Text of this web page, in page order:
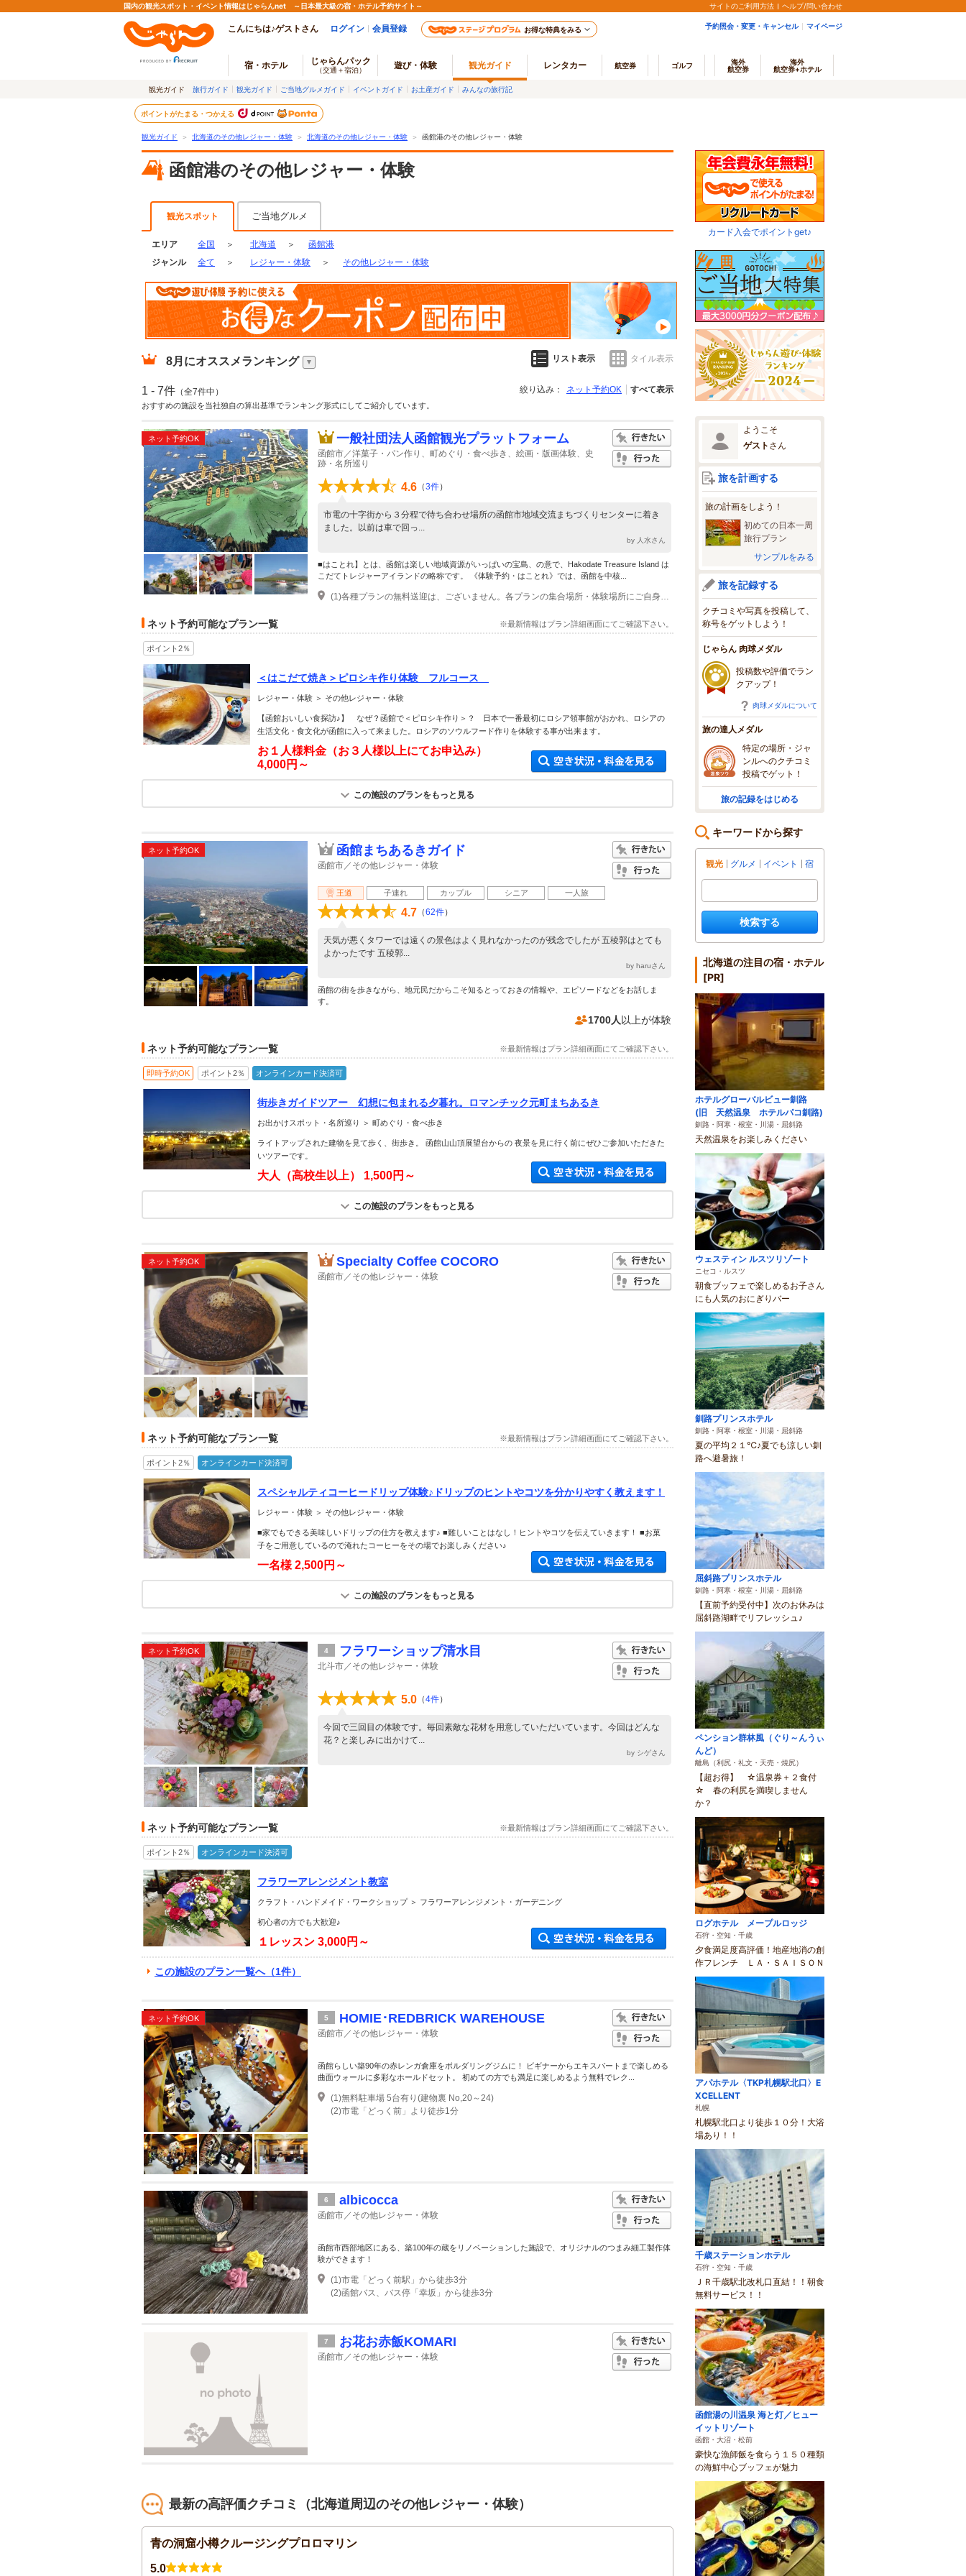
国内の観光スポット・イベント情報はじゃらんnet ～日本最大級の宿・ホテル予約サイト～ サイトのご利用方法 ヘルプ/問い合わせ
こんにちは♪ゲストさん ログイン 会員登録 お得な特典をみる 予約照会・変更・キャンセル マイページ
宿・ホテル じゃらんパック
（交通＋宿泊） 遊び・体験 観光ガイド レンタカー 航空券 ゴルフ
海外
航空券
海外
航空券+ホテル
観光ガイド 旅行ガイド 観光ガイド ご当地グルメガイド イベントガイド お土産ガイド みんなの旅行記
ポイントがたまる・つかえる
観光ガイド ＞ 北海道のその他レジャー・体験 ＞ 北海道のその他レジャー・体験 ＞ 函館港のその他レジャー・体験
函館港のその他レジャー・体験
観光スポット ご当地グルメ
エリア 全国 ＞ 北海道 ＞
函館港
ジャンル
全て ＞ レジャー・体験 ＞ その他レジャー・体験
8月 にオススメランキング リスト表示 タイル表示
1 - 7件 （全7件中） 絞り込み： ネット予約OK すべて表示
おすすめの施設を当社独自の算出基準でランキング形式にしてご紹介しています。
ネット予約OK 一般社団法人函館観光プラットフォーム
函館市／洋菓子・パン作り、町めぐり・食べ歩き、絵画・版画体験、史
跡・名所巡り
4.6 （3件）
市電の十字街から３分程で待ち合わせ場所の函館市地域交流まちづくりセンターに着き
ました。以前は車で回っ...
by 人水さん
■はことれ】とは、函館は楽しい地域資源がいっぱいの宝島、の意で、Hakodate Treasure Island は
こだてトレジャーアイランドの略称です。 《体験予約・はことれ》では、函館を中核...
(1)各種プランの無料送迎は、ございません。各プランの集合場所・体験場所にご自身でご予約時刻に合わせご集合をお願い致します。ご予約時に、プランごとにアクセス方法をご案内致します。
ネット予約可能なプラン一覧 ※最新情報はプラン詳細画面にてご確認下さい。
ポイント2％
＜はこだて焼き＞ピロシキ作り体験 フルコース
レジャー・体験 ＞ その他レジャー・体験
【函館おいしい食探訪♪】 なぜ？函館で＜ピロシキ作り＞？ 日本で一番最初にロシア領事館がおかれ、ロシアの
生活文化・食文化が函館に入って来ました。ロシアのソウルフード作りを体験する事が出来ます。
お１人様料金（お３人様以上にてお申込み）
4,000円～
空き状況・料金を見る
この施設のプランをもっと見る
ネット予約OK 函館まちあるきガイド
函館市／その他レジャー・体験
王道 子連れ カップル シニア 一人旅
4.7 （62件）
天気が悪くタワーでは遠くの景色はよく見れなかったのが残念でしたが 五稜郭はとても
よかったです 五稜郭...
by haruさん
函館の街を歩きながら、地元民だからこそ知るとっておきの情報や、エピソードなどをお話しま
す。
1700人 以上が体験
ネット予約可能なプラン一覧 ※最新情報はプラン詳細画面にてご確認下さい。
即時予約OK ポイント2％ オンラインカード決済可
街歩きガイドツアー 幻想に包まれる夕暮れ。ロマンチック元町まちあるき
お出かけスポット・名所巡り ＞ 町めぐり・食べ歩き
ライトアップされた建物を見て歩く、街歩き。 函館山山頂展望台からの 夜景を見に行く前にぜひご参加いただきた
いツアーです。
大人（高校生以上） 1,500円～
空き状況・料金を見る
この施設のプランをもっと見る
ネット予約OK Specialty Coffee COCORO
函館市／その他レジャー・体験
ネット予約可能なプラン一覧 ※最新情報はプラン詳細画面にてご確認下さい。
ポイント2％ オンラインカード決済可
スペシャルティコーヒードリップ体験♪ドリップのヒントやコツを分かりやすく教えます！
レジャー・体験 ＞ その他レジャー・体験
■家でもできる美味しいドリップの仕方を教えます♪ ■難しいことはなし！ヒントやコツを伝えていきます！ ■お菓
子をご用意しているので淹れたコーヒーをその場でお楽しみください♪
一名様 2,500円～
空き状況・料金を見る
この施設のプランをもっと見る
ネット予約OK 4 フラワーショップ清水目
北斗市／その他レジャー・体験
5.0 （4件）
今回で三回目の体験です。毎回素敵な花材を用意していただいています。今回はどんな
花？と楽しみに出かけて...
by シゲさん
ネット予約可能なプラン一覧 ※最新情報はプラン詳細画面にてご確認下さい。
ポイント2％ オンラインカード決済可
フラワーアレンジメント教室
クラフト・ハンドメイド・ワークショップ ＞ フラワーアレンジメント・ガーデニング
初心者の方でも大歓迎♪
１レッスン 3,000円～
空き状況・料金を見る
この施設のプラン一覧へ（1件）
ネット予約OK 5 HOMIE･REDBRICK WAREHOUSE
函館市／その他レジャー・体験
函館らしい築90年の赤レンガ倉庫をボルダリングジムに！ ビギナーからエキスパートまで楽しめる
曲面ウォールに多彩なホールドセット。 初めての方でも満足に楽しめるよう無料でレク...
(1)無料駐車場 5台有り(建物裏 No,20～24)
(2)市電「どっく前」より徒歩1分
6 albicocca
函館市／その他レジャー・体験
函館市西部地区にある、築100年の蔵をリノベーションした施設で、オリジナルのつまみ細工製作体
験ができます！
(1)市電「どっく前駅」から徒歩3分
(2)函館バス、バス停「幸坂」から徒歩3分
7 お花お赤飯KOMARI
函館市／その他レジャー・体験
最新の高評価クチコミ（北海道周辺のその他レジャー・体験）
青の洞窟小樽クルージングプロロマリン
5.0
カード入会でポイントget♪
ようこそ
ゲスト さん
旅を計画する
旅の計画をしよう！
初めての日本一周
旅行プラン
サンプルをみる
旅を記録する
クチコミや写真を投稿して、
称号をゲットしよう！
じゃらん 肉球メダル
投稿数や評価でラン
クアップ！
肉球メダルについて
旅の達人メダル
特定の場所・ジャ
ンルへのクチコミ
投稿でゲット！
旅の記録をはじめる
キーワードから探す
観光 グルメ イベント 宿
検索する
北海道の注目の宿・ホテル
[PR]
ホテルグローバルビュー釧路
(旧 天然温泉 ホテルパコ釧路)
釧路・阿寒・根室・川湯・屈斜路
天然温泉をお楽しみください
ウェスティン ルスツリゾート
ニセコ・ルスツ
朝食ブッフェで楽しめるお子さん
にも人気のおにぎりバー
釧路プリンスホテル
釧路・阿寒・根室・川湯・屈斜路
夏の平均２１℃♪夏でも涼しい釧
路へ避暑旅！
屈斜路プリンスホテル
釧路・阿寒・根室・川湯・屈斜路
【直前予約受付中】次のお休みは
屈斜路湖畔でリフレッシュ♪
ペンション群林風（ぐり～んうぃ
んど）
離島（利尻・礼文・天売・焼尻）
【超お得】 ☆温泉券＋２食付
☆ 春の利尻を満喫しません
か？
ログホテル メープルロッジ
石狩・空知・千歳
夕食満足度高評価！地産地消の創
作フレンチ ＬＡ・ＳＡＩＳＯＮ
アパホテル〈TKP札幌駅北口〉E
XCELLENT
札幌
札幌駅北口より徒歩１０分！大浴
場あり！！
千歳ステーションホテル
石狩・空知・千歳
ＪＲ千歳駅北改札口直結！！朝食
無料サービス！！
函館湯の川温泉 海と灯／ヒュー
イットリゾート
函館・大沼・松前
豪快な漁師飯を食らう１５０種類
の海鮮中心ブッフェが魅力